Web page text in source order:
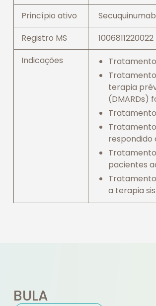
Princípio ativo
Registro MS
1006811220022
Indicações
terapia
(DMARDs)
respondido
pacientes
a terapia
BULA